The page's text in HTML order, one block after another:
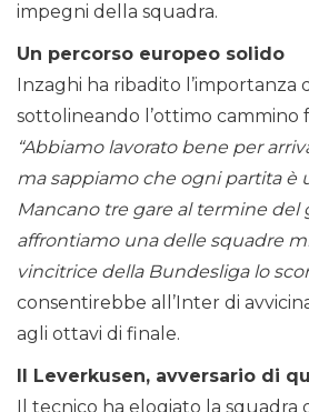
impegni della squadra.
Un percorso europeo solido
Inzaghi ha ribadito l’importanza
sottolineando l’ottimo cammino
“Abbiamo lavorato bene per
ma sappiamo che ogni partita è
Mancano tre gare al termine del
affrontiamo una delle squadre
vincitrice della Bundesliga lo
consentirebbe all’Inter di
agli ottavi di finale.
Il Leverkusen, avversario di
Il tecnico ha elogiato la squadra